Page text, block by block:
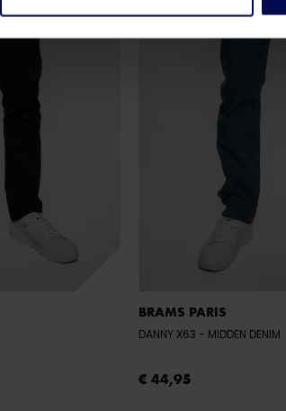
BRAMS PARIS
DANNY X63 - MIDDEN DENIM
€ 44,95